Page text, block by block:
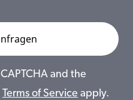
and the
Terms of Service apply.